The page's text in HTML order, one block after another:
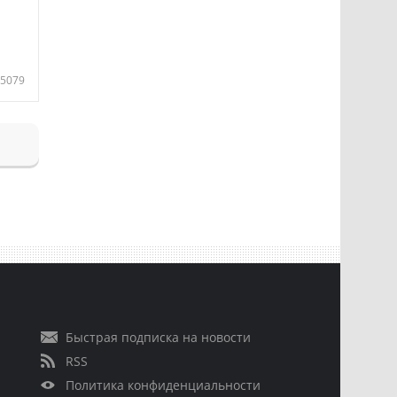
5079
Быстрая подписка на новости
RSS
Политика конфиденциальности